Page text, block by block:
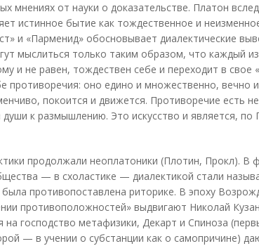
мнениях от науки о доказательстве. Платон
истинное бытие как тождественное и
и «Парменид» обосновывает диалектические
мыслиться только таким образом, что каждый из
и не равен, тождествен себе и переходит в свое
противоречия: оно едино и множественно, вечно
покоится и движется. Противоречие есть
к размышлению. Это искусство и является, по
продолжали неоплатоники (Плотин, Прокл). В
— в схоластике — диалектикой стали
была противопоставлена риторике. В эпоху
противоположностей» выдвигают Николай
на господство метафизики, Декарт и Спиноза
— в учении о субстанции как о самопричине)